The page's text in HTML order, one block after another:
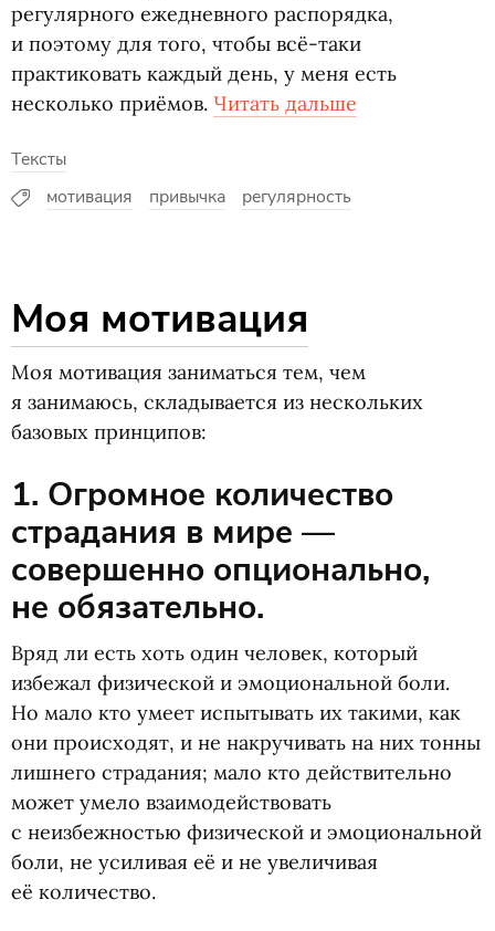
регулярного ежедневного распорядка,
и поэтому для того, чтобы всё-таки
практиковать каждый день, у меня есть
несколько приёмов. Читать дальше
Тексты
мотивация
привычка регулярность
Моя мотивация
Моя мотивация заниматься тем, чем
я занимаюсь, складывается из нескольких
базовых принципов:
1. Огромное количество
страдания в мире —
совершенно опционально,
не обязательно.
Вряд ли есть хоть один человек, который
избежал физической и эмоциональной боли.
Но мало кто умеет испытывать их такими, как
они происходят, и не накручивать на них тонны
лишнего страдания; мало кто действительно
может умело взаимодействовать
с неизбежностью физической и эмоциональной
боли, не усиливая её и не увеличивая
её количество.